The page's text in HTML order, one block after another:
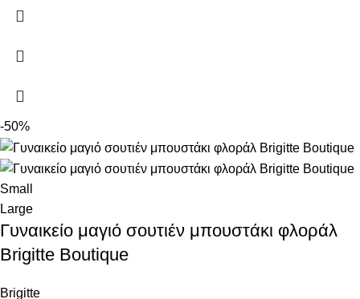
-50%
Small
Large
Γυναικείο μαγιό σουτιέν μπουστάκι φλοράλ
Brigitte Boutique
Brigitte